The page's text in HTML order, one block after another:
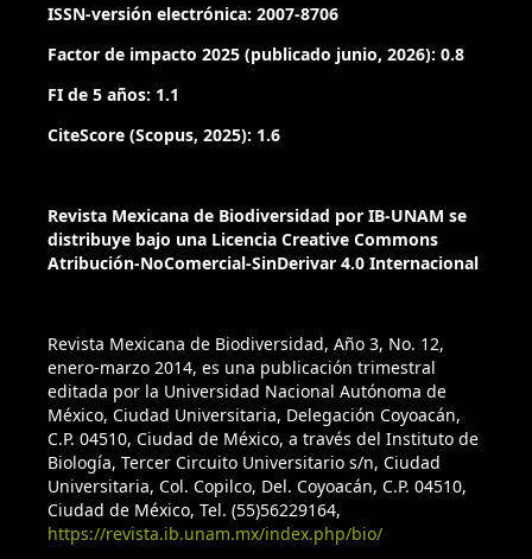
ISSN-versión electrónica: 2007-8706
Factor de impacto 2025 (publicado junio, 2026): 0.8
FI de 5 años: 1.1
CiteScore (Scopus, 2025): 1.6
Revista Mexicana de Biodiversidad por IB-UNAM se
distribuye bajo una Licencia Creative Commons
Atribución-NoComercial-SinDerivar 4.0 Internacional
Revista Mexicana de Biodiversidad, Año 3, No. 12,
enero-marzo 2014, es una publicación trimestral
editada por la Universidad Nacional Autónoma de
México, Ciudad Universitaria, Delegación Coyoacán,
C.P. 04510, Ciudad de México, a través del Instituto de
Biología, Tercer Circuito Universitario s/n, Ciudad
Universitaria, Col. Copilco, Del. Coyoacán, C.P. 04510,
Ciudad de México, Tel. (55)56229164,
https://revista.ib.unam.mx/index.php/bio/